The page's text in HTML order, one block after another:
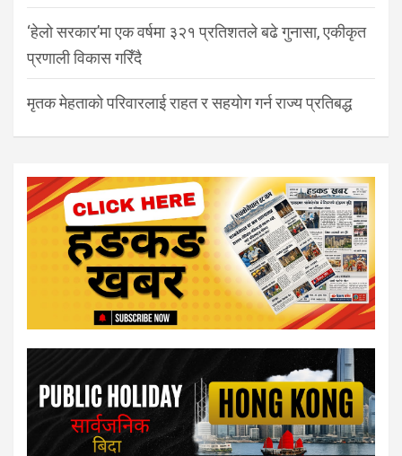
‘हेलो सरकार’मा एक वर्षमा ३२१ प्रतिशतले बढे गुनासा, एकीकृत
प्रणाली विकास गरिँदै
मृतक मेहताको परिवारलाई राहत र सहयोग गर्न राज्य प्रतिबद्ध